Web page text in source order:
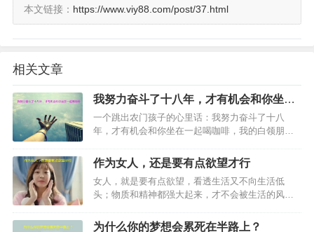
本文链接： https://www.viy88.com/post/37.html
相关文章
我努力奋斗了十八年，才有机会和你坐在
一起喝咖啡
一个跳出农门孩子的心里话：我努力奋斗了十八
年，才有机会和你坐在一起喝咖啡，我的白领朋友
你会和我坐在“星巴克”一起喝咖啡吗？不会，肯定不
会。比较我们的成长历程…
作为女人，还是要有点欲望才行
女人，就是要有点欲望，看透生活又不向生活低
头；物质和精神都强大起来，才不会被生活的风雨
为什么你的梦想会累死在半路上？